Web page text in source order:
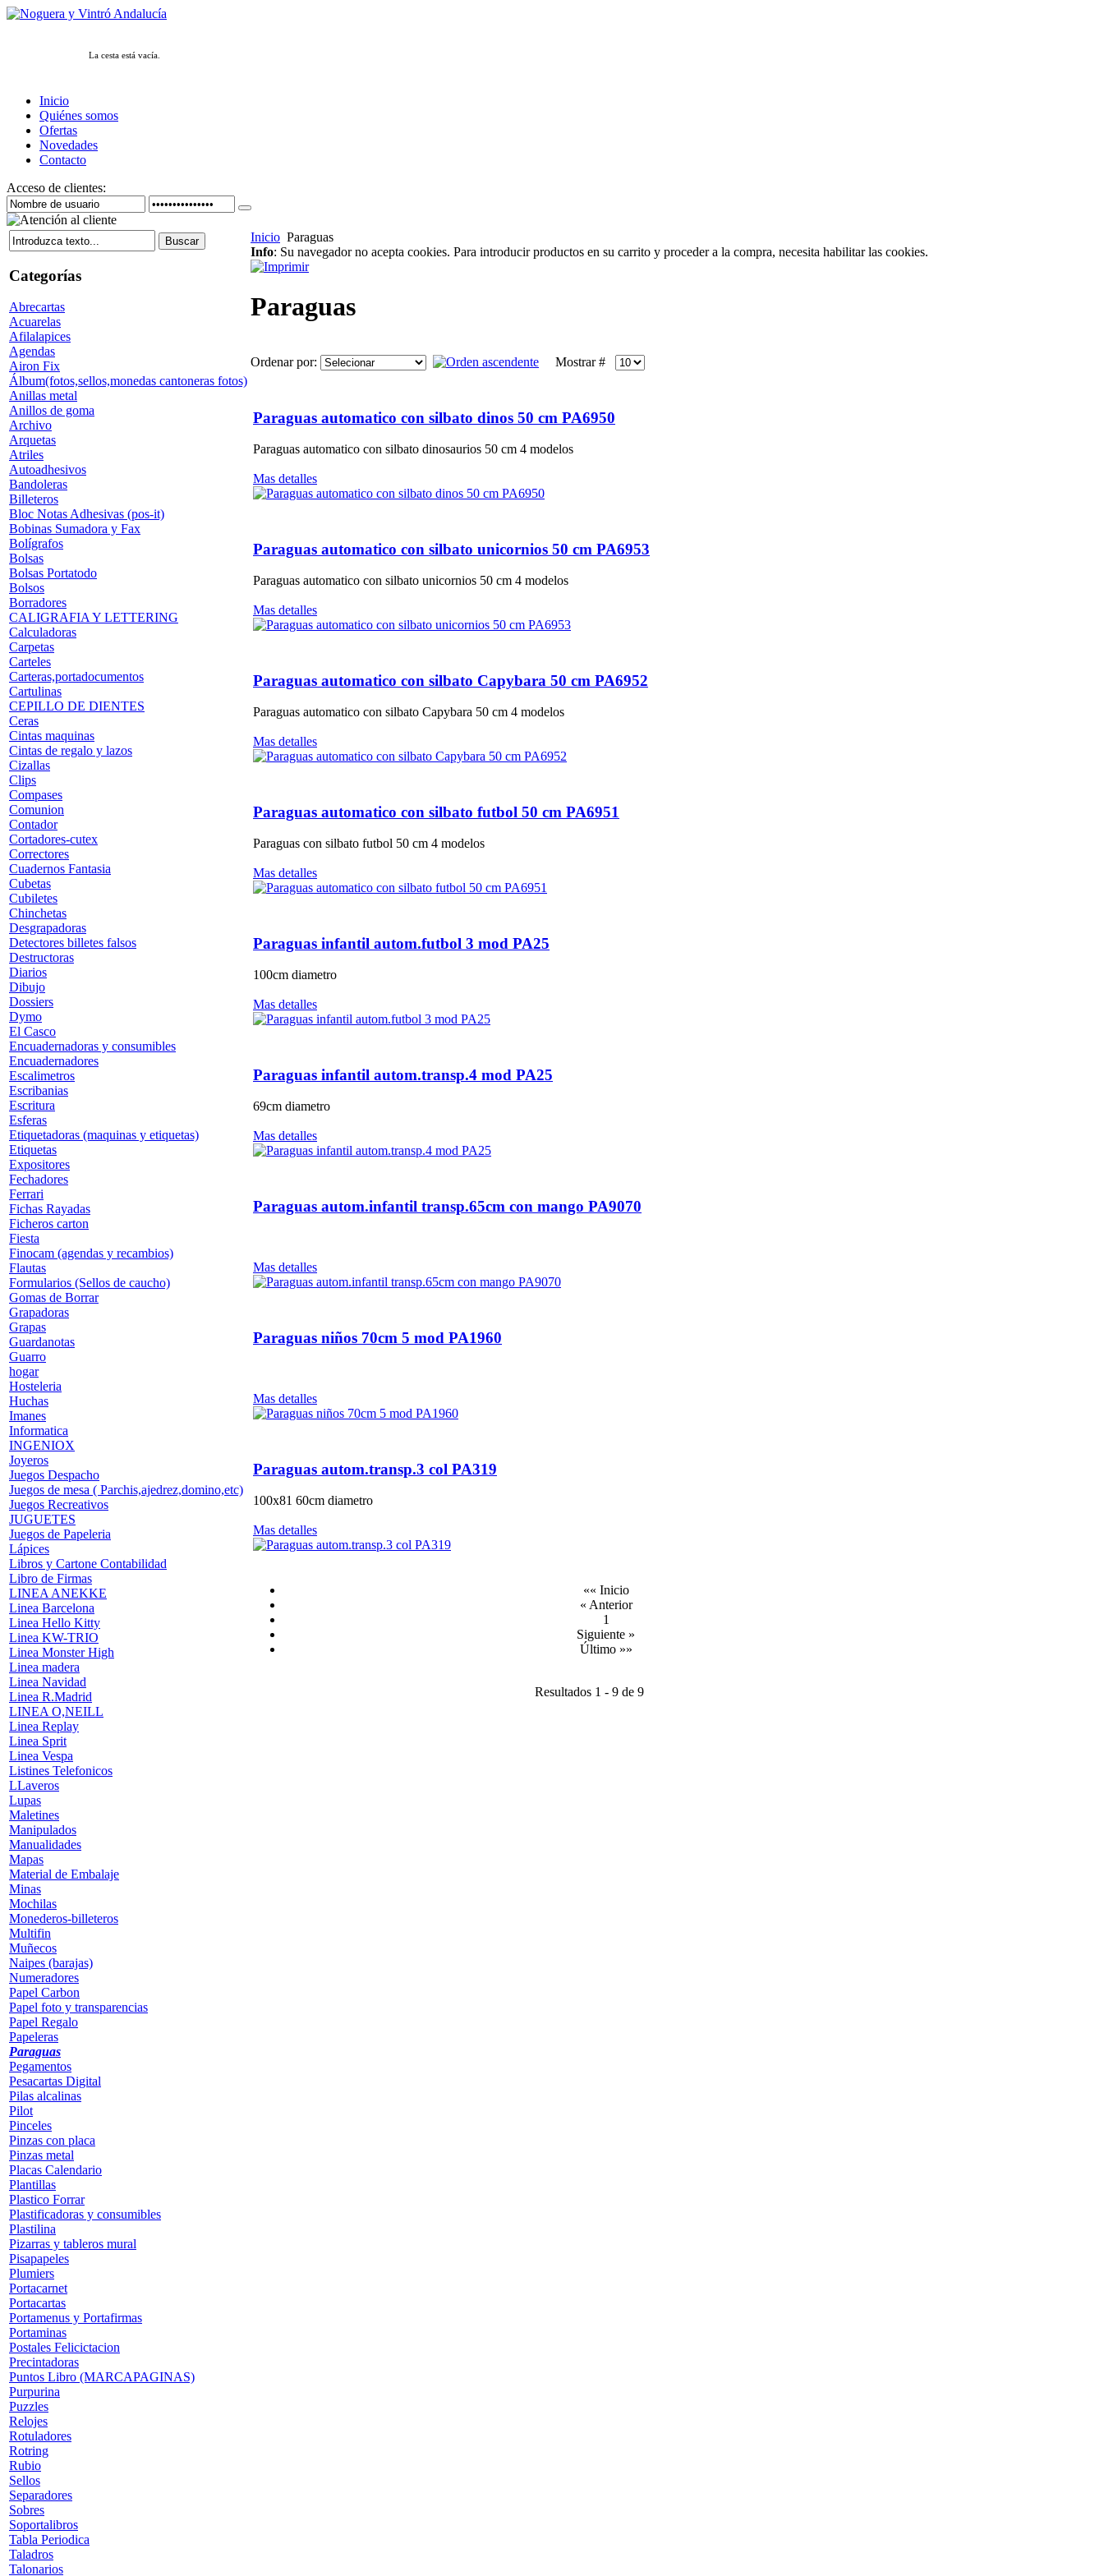
La cesta está vacía.
Inicio
Quiénes somos
Ofertas
Novedades
Contacto
Acceso de clientes:
Categorías
Abrecartas
Acuarelas
Afilalapices
Agendas
Airon Fix
Álbum(fotos,sellos,monedas cantoneras fotos)
Anillas metal
Anillos de goma
Archivo
Arquetas
Atriles
Autoadhesivos
Bandoleras
Billeteros
Bloc Notas Adhesivas (pos-it)
Bobinas Sumadora y Fax
Bolígrafos
Bolsas
Bolsas Portatodo
Bolsos
Borradores
CALIGRAFIA Y LETTERING
Calculadoras
Carpetas
Carteles
Carteras,portadocumentos
Cartulinas
CEPILLO DE DIENTES
Ceras
Cintas maquinas
Cintas de regalo y lazos
Cizallas
Clips
Compases
Comunion
Contador
Cortadores-cutex
Correctores
Cuadernos Fantasia
Cubetas
Cubiletes
Chinchetas
Desgrapadoras
Detectores billetes falsos
Destructoras
Diarios
Dibujo
Dossiers
Dymo
El Casco
Encuadernadoras y consumibles
Encuadernadores
Escalimetros
Escribanias
Escritura
Esferas
Etiquetadoras (maquinas y etiquetas)
Etiquetas
Expositores
Fechadores
Ferrari
Fichas Rayadas
Ficheros carton
Fiesta
Finocam (agendas y recambios)
Flautas
Formularios (Sellos de caucho)
Gomas de Borrar
Grapadoras
Grapas
Guardanotas
Guarro
hogar
Hosteleria
Huchas
Imanes
Informatica
INGENIOX
Joyeros
Juegos Despacho
Juegos de mesa ( Parchis,ajedrez,domino,etc)
Juegos Recreativos
JUGUETES
Juegos de Papeleria
Lápices
Libros y Cartone Contabilidad
Libro de Firmas
LINEA ANEKKE
Linea Barcelona
Linea Hello Kitty
Linea KW-TRIO
Linea Monster High
Linea madera
Linea Navidad
Linea R.Madrid
LINEA O,NEILL
Linea Replay
Linea Sprit
Linea Vespa
Listines Telefonicos
LLaveros
Lupas
Maletines
Manipulados
Manualidades
Mapas
Material de Embalaje
Minas
Mochilas
Monederos-billeteros
Multifin
Muñecos
Naipes (barajas)
Numeradores
Papel Carbon
Papel foto y transparencias
Papel Regalo
Papeleras
Paraguas
Pegamentos
Pesacartas Digital
Pilas alcalinas
Pilot
Pinceles
Pinzas con placa
Pinzas metal
Placas Calendario
Plantillas
Plastico Forrar
Plastificadoras y consumibles
Plastilina
Pizarras y tableros mural
Pisapapeles
Plumiers
Portacarnet
Portacartas
Portamenus y Portafirmas
Portaminas
Postales Felicictacion
Precintadoras
Puntos Libro (MARCAPAGINAS)
Purpurina
Puzzles
Relojes
Rotuladores
Rotring
Rubio
Sellos
Separadores
Sobres
Soportalibros
Tabla Periodica
Taladros
Talonarios
Inicio Paraguas
Info: Su navegador no acepta cookies. Para introducir productos en su carrito y proceder a la compra, necesita habilitar las cookies.
Paraguas
Ordenar por: Mostrar #
Paraguas automatico con silbato dinos 50 cm PA6950
Paraguas automatico con silbato dinosaurios 50 cm 4 modelos
Mas detalles
Paraguas automatico con silbato unicornios 50 cm PA6953
Paraguas automatico con silbato unicornios 50 cm 4 modelos
Mas detalles
Paraguas automatico con silbato Capybara 50 cm PA6952
Paraguas automatico con silbato Capybara 50 cm 4 modelos
Mas detalles
Paraguas automatico con silbato futbol 50 cm PA6951
Paraguas con silbato futbol 50 cm 4 modelos
Mas detalles
Paraguas infantil autom.futbol 3 mod PA25
100cm diametro
Mas detalles
Paraguas infantil autom.transp.4 mod PA25
69cm diametro
Mas detalles
Paraguas autom.infantil transp.65cm con mango PA9070
Mas detalles
Paraguas niños 70cm 5 mod PA1960
Mas detalles
Paraguas autom.transp.3 col PA319
100x81 60cm diametro
Mas detalles
«« Inicio
« Anterior
1
Siguiente »
Último »»
Resultados 1 - 9 de 9